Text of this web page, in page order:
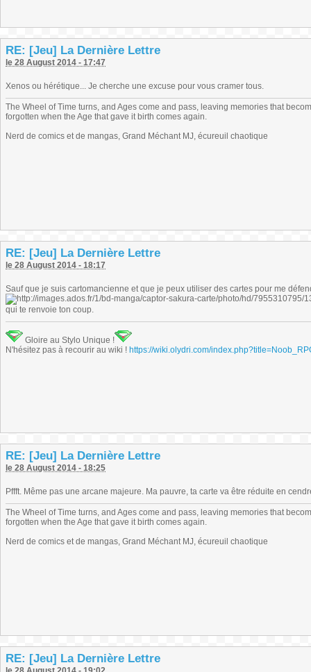
RE: [Jeu] La Dernière Lettre
le 28 August 2014 - 17:47
Xenos ou hérétique... Je cherche une excuse pour vous cramer tous.
The Wheel of Time turns, and Ages come and pass, leaving memories that
forgotten when the Age that gave it birth comes again.
Nerd de comics et de mangas, Grand Méchant MJ, écureuil chaotique
RE: [Jeu] La Dernière Lettre
le 28 August 2014 - 18:17
Sauf que je suis cartomancienne et que je peux utiliser des cartes pour me
qui te renvoie ton coup.
Gloire au Stylo Unique !
N'hésitez pas à recourir au wiki ! https://wiki.olydri.com/
RE: [Jeu] La Dernière Lettre
le 28 August 2014 - 18:25
Pffft. Même pas une arcane majeure. Ma pauvre, ta carte va être réduite en
The Wheel of Time turns, and Ages come and pass, leaving memories that
forgotten when the Age that gave it birth comes again.
Nerd de comics et de mangas, Grand Méchant MJ, écureuil chaotique
RE: [Jeu] La Dernière Lettre